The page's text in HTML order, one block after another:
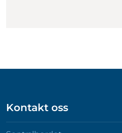
Kontakt oss